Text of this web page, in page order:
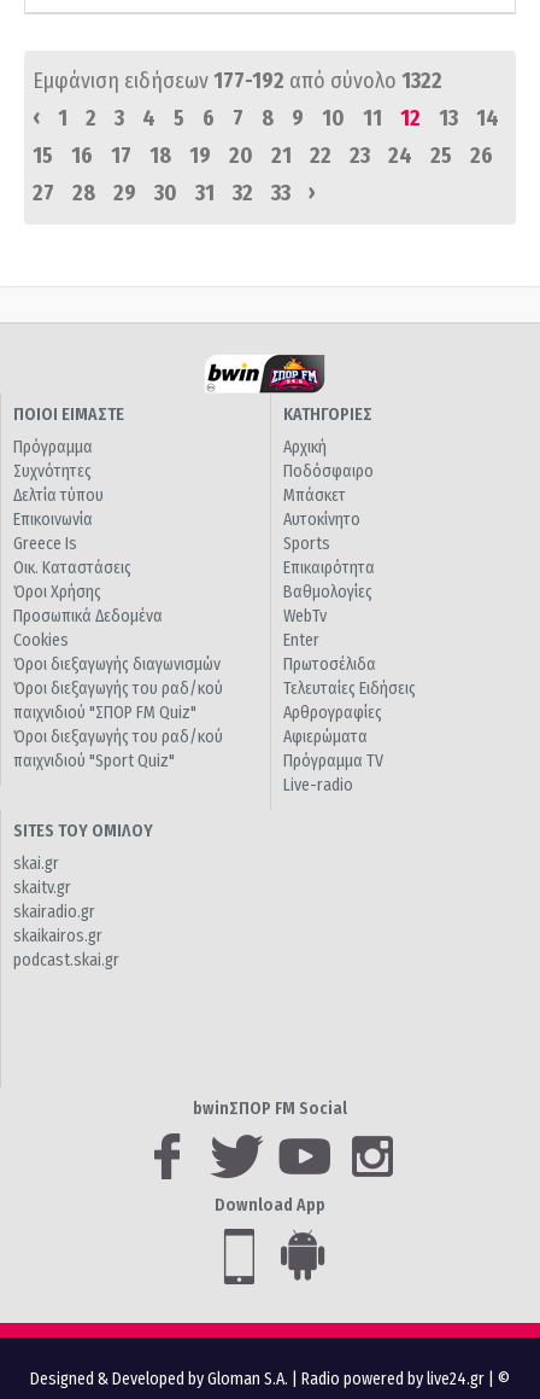
Εμφάνιση ειδήσεων177-192 από σύνολο 1322
‹
1 2 3 4 5 6 7 8 9 10 11 12 13
14
15
16 17 18 19 20 21 22 23 24 25
26
27
28 29 30 31 32 33 ›
ΠΟΙΟΙ ΕΙΜΑΣΤΕ
Πρόγραμμα
Συχνότητες
Δελτία τύπου
Επικοινωνία
Greece Is
Οικ. Καταστάσεις
Όροι Χρήσης
Προσωπικά Δεδομένα
Cookies
Όροι διεξαγωγής διαγωνισμών
Όροι διεξαγωγής του ραδ/κού
παιχνιδιού "ΣΠΟΡ FM Quiz"
Όροι διεξαγωγής του ραδ/κού
παιχνιδιού "Sport Quiz"
ΚΑΤΗΓΟΡΙΕΣ
Αρχική
Ποδόσφαιρο
Μπάσκετ
Αυτοκίνητο
Sports
Επικαιρότητα
Βαθμολογίες
WebTv
Enter
Πρωτοσέλιδα
Τελευταίες Ειδήσεις
Αρθρογραφίες
Αφιερώματα
Πρόγραμμα TV
Live-radio
SITES ΤΟΥ ΟΜΙΛΟΥ
skai.gr
skaitv.gr
skairadio.gr
skaikairos.gr
podcast.skai.gr
bwinΣΠΟΡ FM Social
Download App
Designed & Developed by Gloman S.A. Radio powered by live24.gr | ©